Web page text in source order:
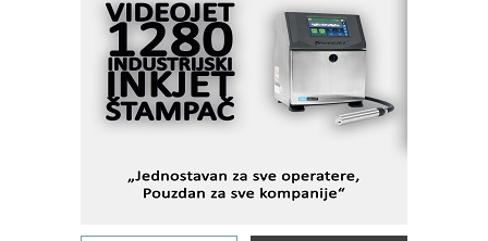
MOTOMAN – NEXT-Robotika vođena
veštačkom inteligencijom
I.SAFE MOBILE revolucioniše
industrijsku automatizaciju
pionirskimmobile operator PANEL-OM
Fleksibilno stezanje i brzo
KIP KOP – napredna rešenja za
savremene industrijske i logističke